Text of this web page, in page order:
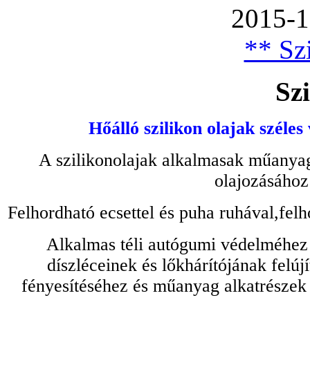
2015-
**
Hőálló szilikon olajak
A szilikonolajak alkalmasak
Felhordható ecsettel és puha
Alkalmas téli autógumi
díszléceinek és lőkhárítójának
fényesítéséhez és műanyag